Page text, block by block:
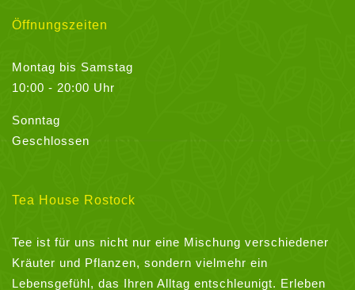
Öffnungszeiten
Montag bis Samstag
10:00 - 20:00 Uhr
Sonntag
Geschlossen
Tea House Rostock
Tee ist für uns nicht nur eine Mischung verschiedener
Kräuter und Pflanzen, sondern vielmehr ein
Lebensgefühl, das Ihren Alltag entschleunigt. Erleben